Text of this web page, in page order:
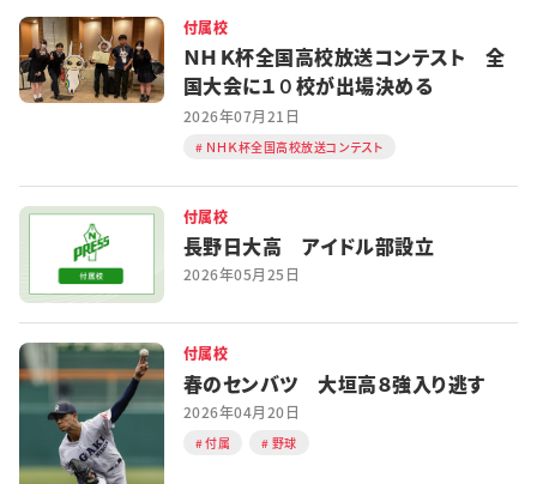
付属校
ＮＨＫ杯全国高校放送コンテスト 全
国大会に１０校が出場決める
2026年07月21日
ＮＨＫ杯全国高校放送コンテスト
付属校
長野日大高 アイドル部設立
2026年05月25日
付属校
春のセンバツ 大垣高８強入り逃す
2026年04月20日
付属 野球